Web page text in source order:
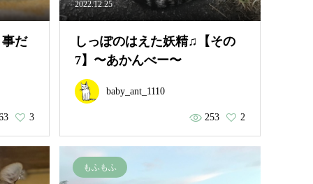
だ
3
2022.12.25
しっぽのはえた妖精♫【その
7】〜あかんべー〜
baby_ant_1110
253 2
もふもふ